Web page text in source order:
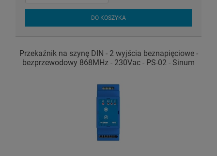
DO KOSZYKA
Przekaźnik na szynę DIN - 2 wyjścia beznapięciowe -
bezprzewodowy 868MHz - 230Vac - PS-02 - Sinum